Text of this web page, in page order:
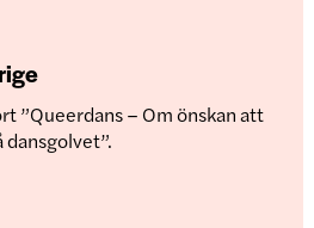
”Queerdans – Om önskan att
dansgolvet”.